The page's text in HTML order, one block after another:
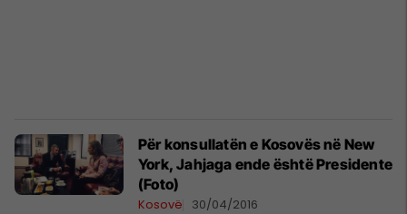
Për konsullatën e Kosovës në New
York, Jahjaga ende është Presidente
(Foto)
Kosovë 30/04/2016